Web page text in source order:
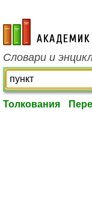
academic.ru
Словари и
Толкования